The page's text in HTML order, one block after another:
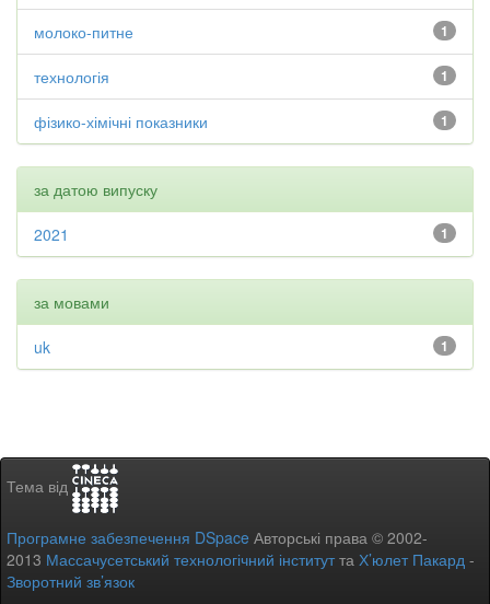
1
молоко-питне
1
технологія
1
фізико-хімічні показники
за датою випуску
1
2021
за мовами
1
uk
Тема від
Програмне забезпечення DSpace Авторські права © 2002-
2013 Массачусетський технологічний інститутта Х’юлет Пакард -
Зворотний зв’язок